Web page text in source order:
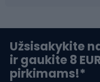
Slidinėjimas
Apranga žiemos
Užsisakykite
ir gaukite 8
pirkimams!*